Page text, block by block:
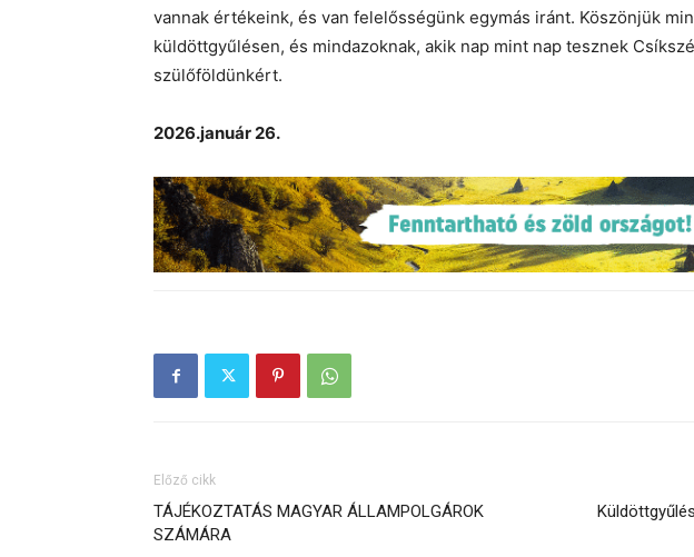
vannak értékeink, és van felelősségünk egymás iránt. Köszönjük
küldöttgyűlésen, és mindazoknak, akik nap mint nap tesznek
szülőföldünkért.
2026.január 26.
Előző cikk
TÁJÉKOZTATÁS MAGYAR ÁLLAMPOLGÁROK
SZÁMÁRA